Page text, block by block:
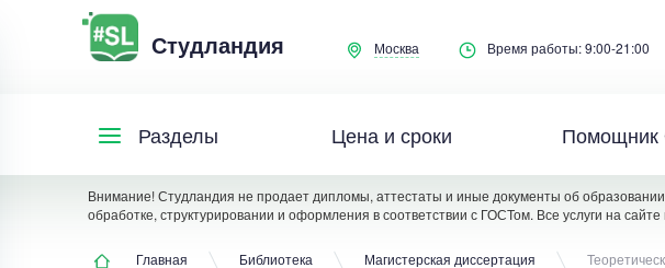
Студландия Москва Время работы: 9:00-21:00
Разделы Цена и сроки Помощник
Внимание! Студландия не продает дипломы, аттестаты и иные документы об
обработке, структурировании и оформления в соответствии с ГОСТом. Все услуги на
Главная Библиотека Магистерская диссертация